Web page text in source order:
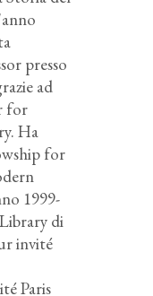
presso
ad
for
Ha
for
1999-
di
invité
Paris